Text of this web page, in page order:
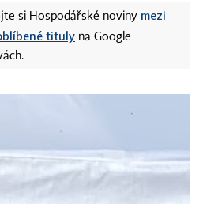
si Hospodářské noviny mezi
tituly na Google